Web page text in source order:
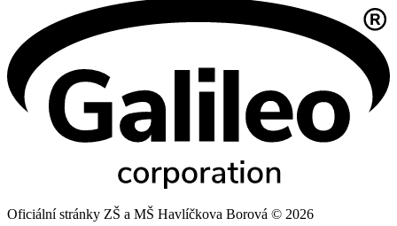
Oficiální stránky ZŠ a MŠ Havlíčkova Borová © 2026